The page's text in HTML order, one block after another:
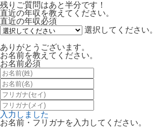
残りご質問はあと半分です！
直近の年収を教えてください。
直近の年収必須
選択してください。
ありがとうございます。
お名前を教えてください。
お名前必須
入力しました
お名前・フリガナを入力してください。